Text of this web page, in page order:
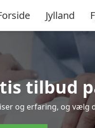
Jylland
tilbud
og erfaring, og vælg